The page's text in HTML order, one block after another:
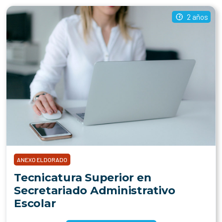
2 años
ANEXO ELDORADO
Tecnicatura Superior en
Secretariado Administrativo
Escolar